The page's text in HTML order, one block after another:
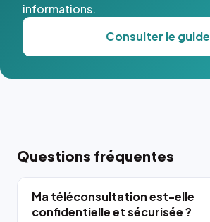
informations.
Consulter le guide
Questions fréquentes
Ma téléconsultation est-elle
confidentielle et sécurisée ?